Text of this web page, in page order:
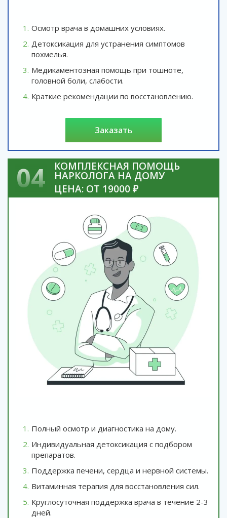
Осмотр врача в домашних условиях.
Детоксикация для устранения симптомов
похмелья.
Медикаментозная помощь при тошноте,
головной боли, слабости.
Краткие рекомендации по восстановлению.
заказать
04 КОМПЛЕКСНАЯ ПОМОЩЬ
НАРКОЛОГА НА ДОМУ
ЦЕНА: ОТ 19000 ₽
Полный осмотр и диагностика на дому.
Индивидуальная детоксикация с подбором
препаратов.
Поддержка печени, сердца и нервной системы.
Витаминная терапия для восстановления сил.
Круглосуточная поддержка врача в течение 2-3
дней.